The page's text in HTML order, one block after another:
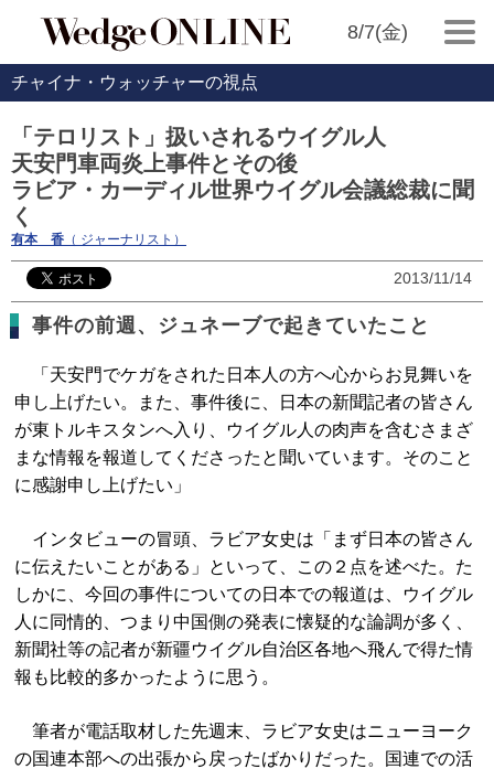
8/7(金)
チャイナ・ウォッチャーの視点
「テロリスト」扱いされるウイグル人
天安門車両炎上事件とその後
ラビア・カーディル世界ウイグル会議総裁に聞
く
有本 香 （ ジャーナリスト）
2013/11/14
事件の前週、ジュネーブで起きていたこと
「天安門でケガをされた日本人の方へ心からお見舞いを
申し上げたい。また、事件後に、日本の新聞記者の皆さん
が東トルキスタンへ入り、ウイグル人の肉声を含むさまざ
まな情報を報道してくださったと聞いています。そのこと
に感謝申し上げたい」
インタビューの冒頭、ラビア女史は「まず日本の皆さん
に伝えたいことがある」といって、この２点を述べた。た
しかに、今回の事件についての日本での報道は、ウイグル
人に同情的、つまり中国側の発表に懐疑的な論調が多く、
新聞社等の記者が新疆ウイグル自治区各地へ飛んで得た情
報も比較的多かったように思う。
筆者が電話取材した先週末、ラビア女史はニューヨーク
の国連本部への出張から戻ったばかりだった。国連での活